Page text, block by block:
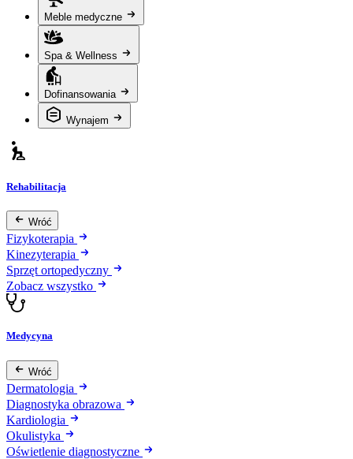
Meble medyczne
Spa & Wellness
Dofinansowania
Wynajem
Rehabilitacja
Wróć
Fizykoterapia
Kinezyterapia
Sprzęt ortopedyczny
Zobacz wszystko
Medycyna
Wróć
Dermatologia
Diagnostyka obrazowa
Kardiologia
Okulistyka
Oświetlenie diagnostyczne